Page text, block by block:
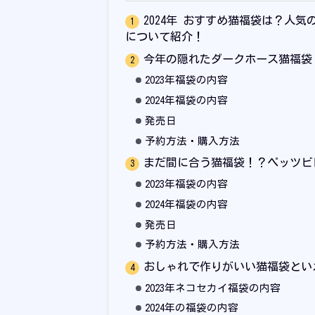
2024年 おすすめ猫福袋は？人気
について紹介！
今年の隠れたダークホース猫福袋
2023年福袋の内容
2024年福袋の内容
発売日
予約方法・購入方法
まだ間に合う猫福袋！？ペッツ
2023年福袋の内容
2024年福袋の内容
発売日
予約方法・購入方法
おしゃれで作りがいい猫福袋と
2023年ネコセカイ福袋の内容
2024年の福袋の内容